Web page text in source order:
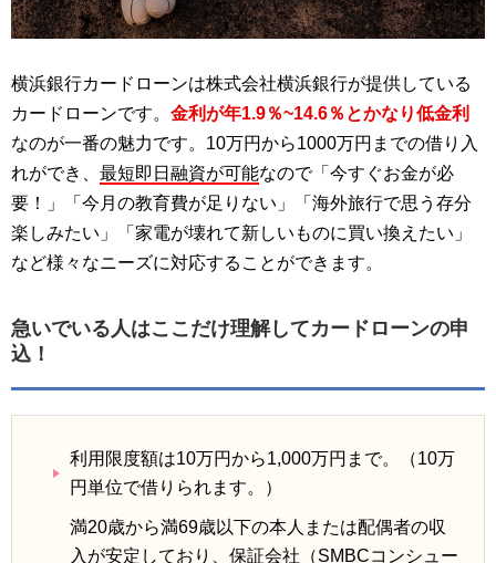
横浜銀行カードローンは株式会社横浜銀行が提供している
カードローンです。 金利が年1.9％~14.6％とかなり低金利
なのが一番の魅力です。10万円から1000万円までの借り入
れができ、 最短即日融資が可能なので「今すぐお金が必
要！」「今月の教育費が足りない」「海外旅行で思う存分
楽しみたい」「家電が壊れて新しいものに買い換えたい」
など様々なニーズに対応することができます。
急いでいる人はここだけ理解してカードローンの申
込！
利用限度額は10万円から1,000万円まで。（10万
円単位で借りられます。）
満20歳から満69歳以下の本人または配偶者の収
入が安定しており、保証会社（SMBCコンシュー